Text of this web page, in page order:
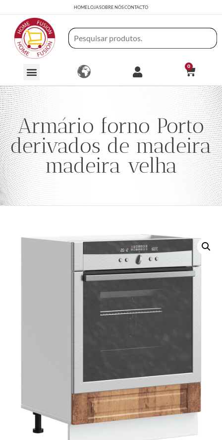
HOMELOJASOBRE NÓSCONTACTO
0
Armário forno Porto
derivados de madeira
madeira velha